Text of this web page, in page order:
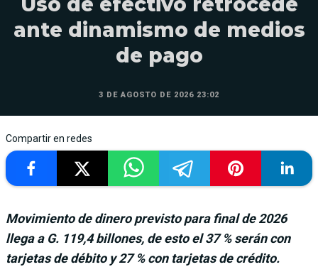
ante dinamismo de medios
de pago
3 DE AGOSTO DE 2026 23:02
Compartir en redes
Movimiento de dinero previsto para final de 2026
llega a G. 119,4 billones, de esto el 37 % serán con
tarjetas de débito y 27 % con tarjetas de crédito.